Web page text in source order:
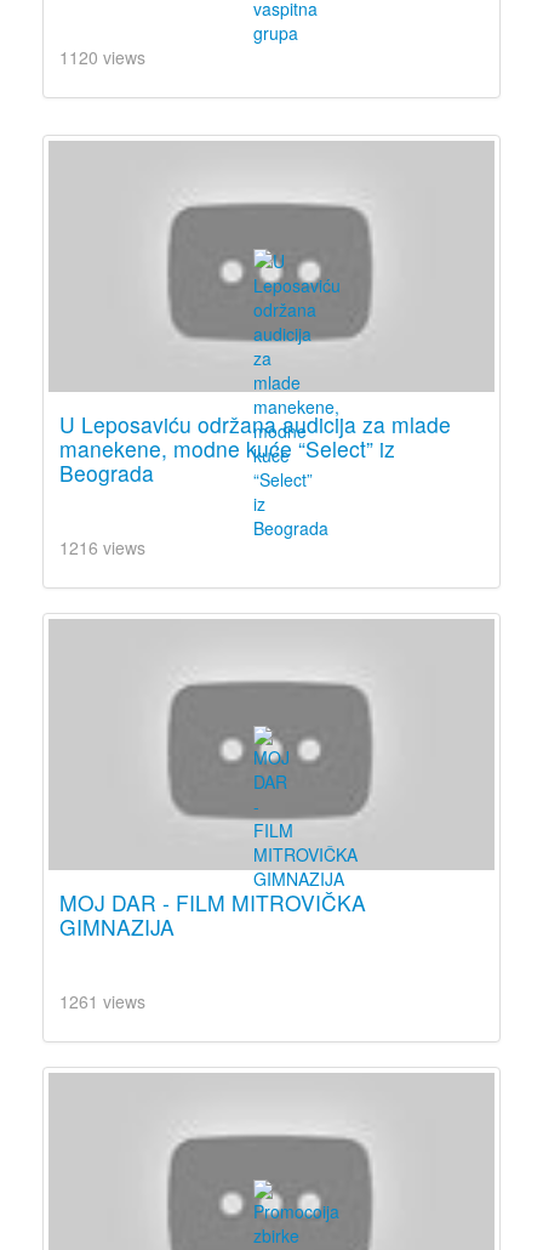
1120 views
U Leposaviću održana audicija za mlade
manekene, modne kuće “Select” iz
Beograda
1216 views
MOJ DAR - FILM MITROVIČKA
GIMNAZIJA
1261 views